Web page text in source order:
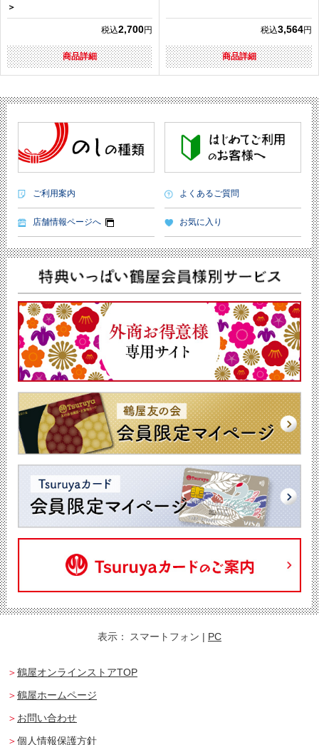
＞
税込2,700円
商品詳細
税込3,564円
商品詳細
ご利用案内 よくあるご質問
店舗情報ページへ お気に入り
表示： スマートフォン | PC
鶴屋オンラインストアTOP
鶴屋ホームページ
お問い合わせ
個人情報保護方針